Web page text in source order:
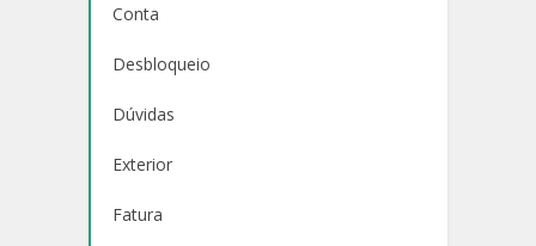
Conta
Desbloqueio
Dúvidas
Exterior
Fatura